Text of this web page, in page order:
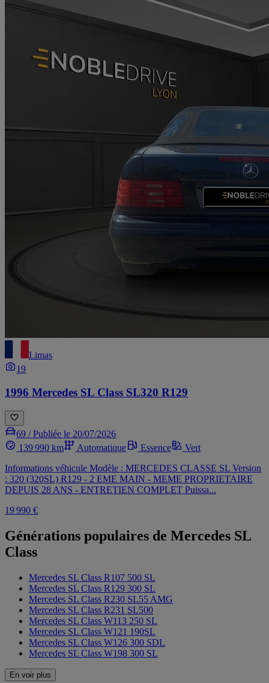
Limas
19
1996 Mercedes SL Class SL320 R129
69 /Publiée le 20/07/2026
139 990 km
Automatique Essence
Vert
Informations véhicule Modèle : MERCEDES CLASSE SL Version
: 320 (320SL) R129 - 2 EME MAIN - MEME PROPRIETAIRE
DEPUIS 28 ANS - ENTRETIEN COMPLET Puissa...
19 990 €
Générations populaires de Mercedes SL
Class
Mercedes SL Class R107 500 SL
Mercedes SL Class R129 300 SL
Mercedes SL Class R230 SL55 AMG
Mercedes SL Class R231 SL500
Mercedes SL Class W113 250 SL
Mercedes SL Class W121 190SL
Mercedes SL Class W126 300 SDL
Mercedes SL Class W198 300 SL
En voir plus